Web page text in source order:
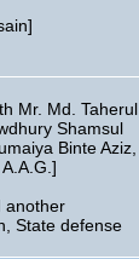
Mr. Md. Taherul
Shamsul
Binte Aziz,
another
State defense